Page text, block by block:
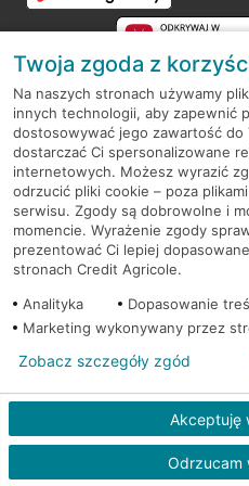
RODO
Regulamin serwisu
Mapa serwisu
PolitykaCookies
© 2026 Credit Agricole Bank Polska
Twoja zgoda z
Na naszych stronach używamy
innych technologii, aby zapewnić
dostosowywać jego zawartość do
dostarczać Ci spersonalizowane
internetowych. Możesz wyrazić
odrzucić pliki cookie – poza
serwisu. Zgody są dobrowolne i
momencie. Wyrażenie zgody
prezentować Ci lepiej
stronach Credit Agricole.
Analityka
Dopasowanie
Marketing wykonywany przez
Akceptuję
Odrzucam
Zobacz szczegóły zgód